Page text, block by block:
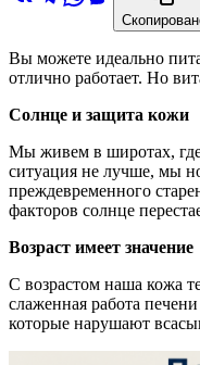
Вы можете идеально
отлично работает. Но
Солнце и защита кожи
Мы живем в широтах, где
ситуация не лучше, мы
преждевременного
факторов солнце
Возраст имеет значение
С возрастом наша кожа
слаженная работа
которые нарушают